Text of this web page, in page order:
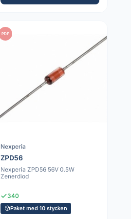
PDF
Nexperia
ZPD56
Nexperia ZPD56 56V 0.5W
Zenerdiod
340
Paket med 10 stycken